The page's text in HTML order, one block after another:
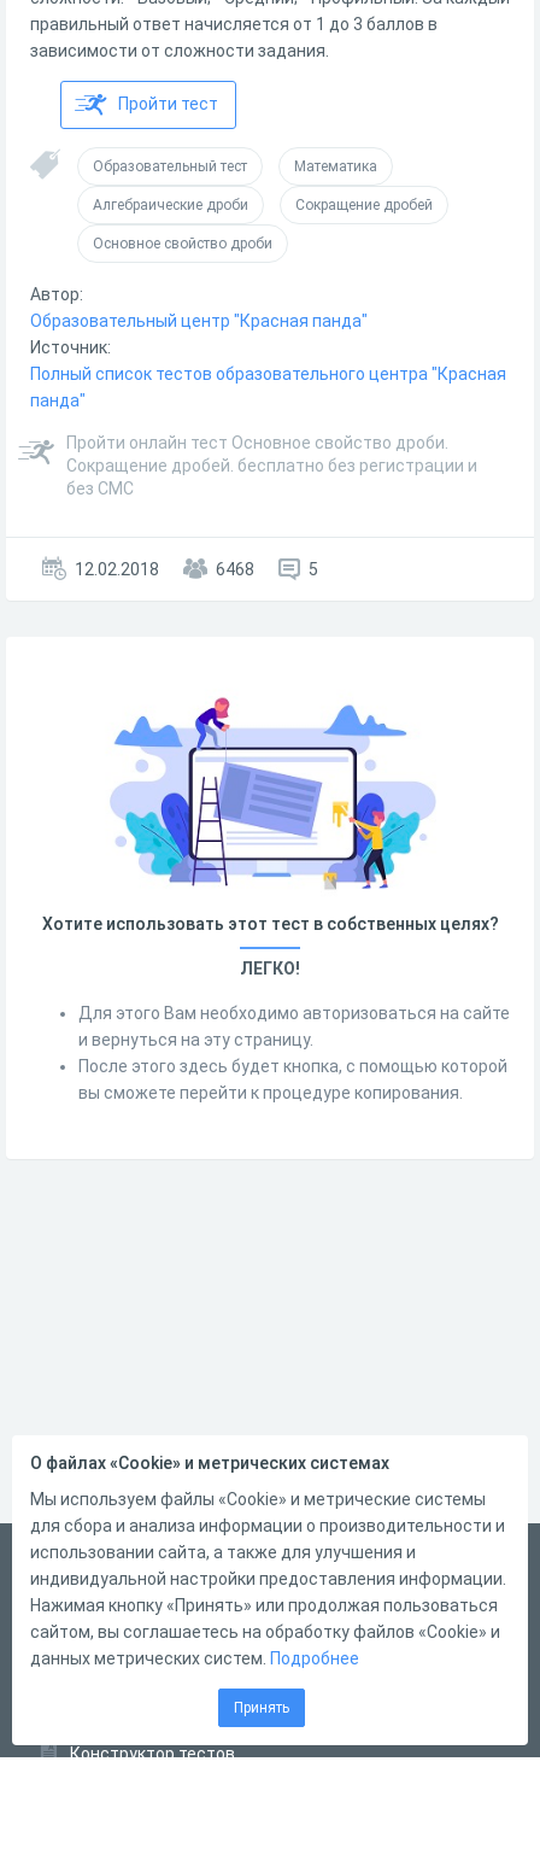
правильный ответ начисляется от 1 до 3 баллов в
зависимости от сложности задания.
Пройти тест
Образовательный тест Математика
Алгебраические дроби Сокращение дробей
Основное свойство дроби
Автор:
Образовательный центр "Красная панда"
Источник:
Полный список тестов образовательного центра "Красная
панда"
Пройти онлайн тест Основное свойство дроби.
Сокращение дробей. бесплатно без регистрации и
без СМС
12.02.2018 6468 5
Хотите использовать этот тест в собственных целях?
ЛЕГКО!
Для этого Вам необходимо авторизоваться на сайте
и вернуться на эту страницу.
После этого здесь будет кнопка, с помощью которой
вы сможете перейти к процедуре копирования.
Русский
Справка
Форма обратной связи
Конструктор тестов
О файлах «Cookie» и метрических системах
Мы используем файлы «Cookie» и метрические системы
для сбора и анализа информации о производительности и
использовании сайта, а также для улучшения и
индивидуальной настройки предоставления информации.
Нажимая кнопку «Принять» или продолжая пользоваться
сайтом, вы соглашаетесь на обработку файлов «Cookie» и
данных метрических систем. Подробнее
Принять